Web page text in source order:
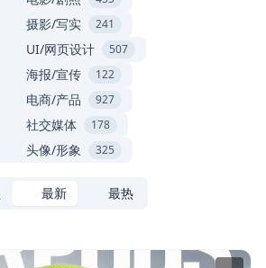
摄影/写实 241
UI/网页设计 507
海报/宣传 122
电商/产品 927
社交媒体 178
头像/形象 325
最新
最热